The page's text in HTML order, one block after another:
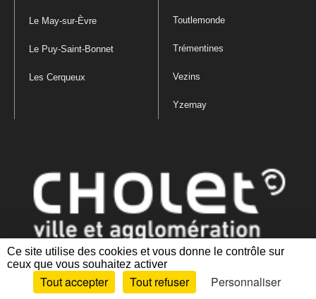
Ce site utilise des cookies et vous donne le contrôle sur
ceux que vous souhaitez activer
Tout accepter Tout refuser
Personnaliser
Le May-sur-Èvre
Le Puy-Saint-Bonnet
Les Cerqueux
Toutlemonde
Trémentines
Vezins
Yzernay
Mentions légales|Politique de confidentialité
des cookies |Plan du site Accessibilité : partiellement conforme